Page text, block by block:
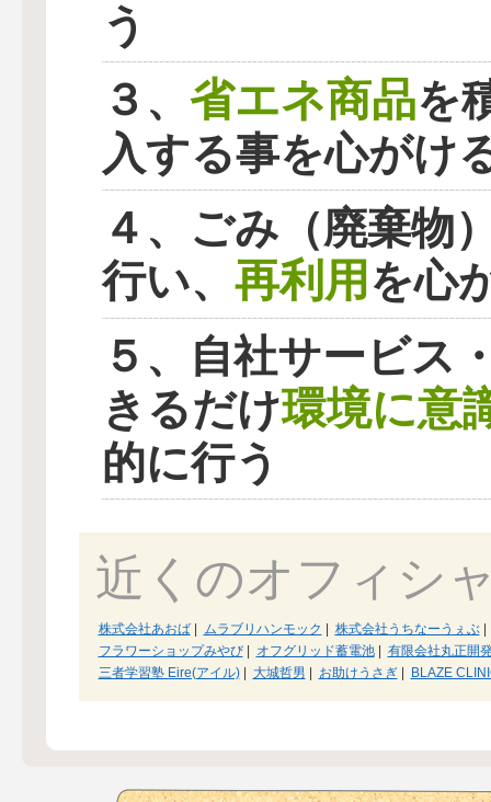
う
３、 省エネ商品を
入する事を心がけ
４、ごみ（廃棄物
行い、 再利用を心
５、自社サービス
きるだけ環境に意
的に行う
近くのオフィシ
株式会社あおば| ムラブリハンモック 株式会社うちなーうぇぶ|
フラワーショップみやび| オフグリッド蓄電池|
有限会社丸正開
三者学習塾 Eire(アイル)| 大城哲男 お助けうさぎ| BLAZE